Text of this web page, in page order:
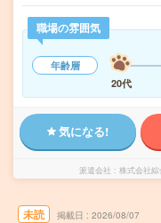
職場の雰囲気
年齢層
20代
気になる!
派遣会社 株式会社
未読 掲載日 2026/08/07